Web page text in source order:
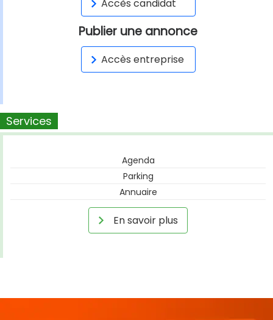
Accès candidat
Publier une annonce
Accès entreprise
Services
Agenda
Parking
Annuaire
En savoir plus